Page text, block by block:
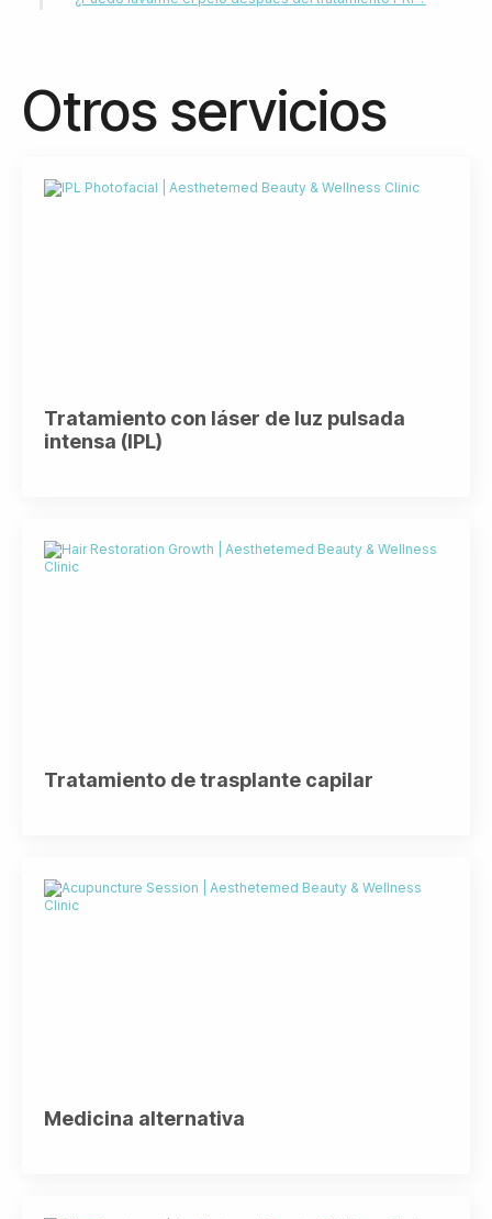
Otros servicios
Tratamiento con láser de luz pulsada
intensa (IPL)
Tratamiento de trasplante capilar
Medicina alternativa